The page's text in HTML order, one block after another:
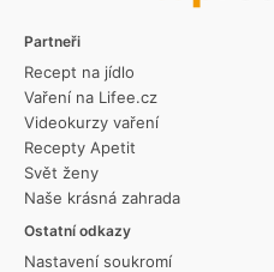
Partneři
Recept na jídlo
Vaření na Lifee.cz
Videokurzy vaření
Recepty Apetit
Svět ženy
Naše krásná zahrada
Ostatní odkazy
Nastavení soukromí